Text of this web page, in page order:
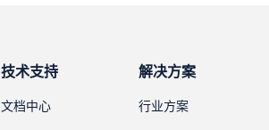
技术支持
文档中心
解决方案
行业方案